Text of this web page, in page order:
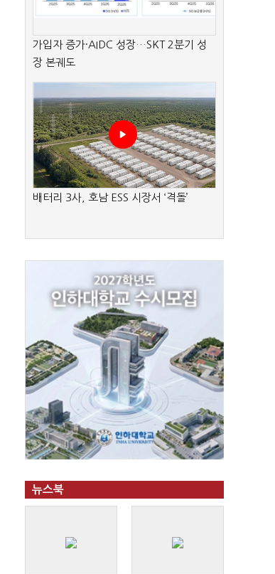
가입자 증가·AIDC 성장…SKT 2분기 성
장 본궤도
배터리 3사, 호남 ESS 시장서 ‘격돌’
뉴스북